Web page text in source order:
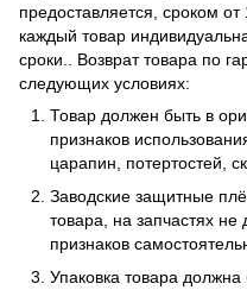
предоставляется, сроком
каждый товар
сроки.. Возврат товара по
следующих условиях:
Товар должен быть в
признаков
царапин, потертостей,
Заводские защитные
товара, на запчастях
признаков
Упаковка товара